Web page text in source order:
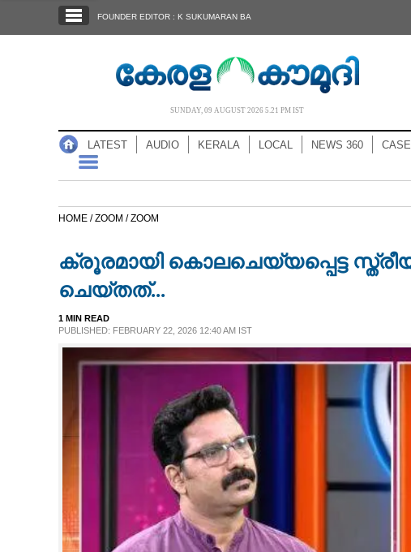
NOTIFIED NEWS
NEWS 360
CASE DIARY
LIFESTYLE
FOUNDER EDITOR : K SUKUMARAN BA
SUNDAY, 09 AUGUST 2026 5.21 PM IST
LATEST AUDIO KERALA LOCAL NEWS 360
HOME /ZOOM /ZOOM
ക്രൂരമായി കൊലചെയ്യപ്പെട്ട
ചെയ്തത്‌...
1 MIN READ
PUBLISHED: FEBRUARY 22, 2026 12:40 AM IST